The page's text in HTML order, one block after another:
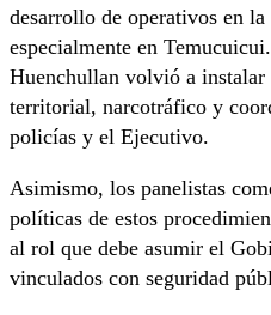
desarrollo de operativos en la
especialmente en
Huenchullan volvió a instalar
territorial, narcotráfico y
policías y el Ejecutivo.
Asimismo, los panelistas
políticas de estos
al rol que debe asumir el
vinculados con seguridad